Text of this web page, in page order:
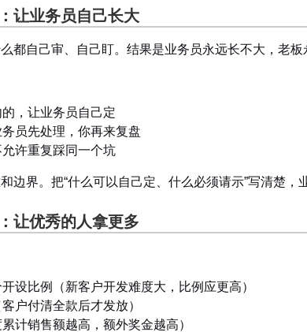
让业务员自己长大
都自己审、自己盯。结果是业务员永远长不大，老板
，让业务员自己定
员先处理，你再来复盘
许重复踩同一个坑
边界。把“什么可以自己定、什么必须请示”写清楚，
让优秀的人拿更多
设比例（新客户开发难度大，比例应更高）
户付清全款后才发放）
计销售额越高，额外奖金越高）